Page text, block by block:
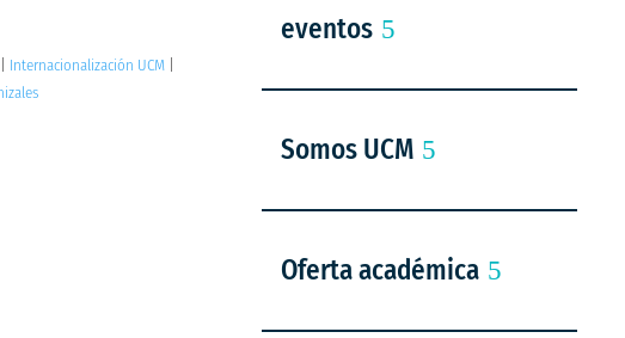
Internacionalización UCM
eventos
Somos UCM
Oferta académica